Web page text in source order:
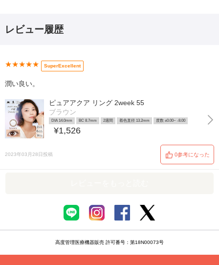
レビュー履歴
★★★★★ SuperExcellent
潤い良い。
ピュアアクア リング 2week 55
ブラウン
DIA 14.0mm BC 8.7mm 2週間 着色直径 13.2mm 度数 ±0.00~ -8.00
¥1,526
2023年03月28日投稿 0参考になった
高度管理医療機器販売 許可番号：第18N00073号